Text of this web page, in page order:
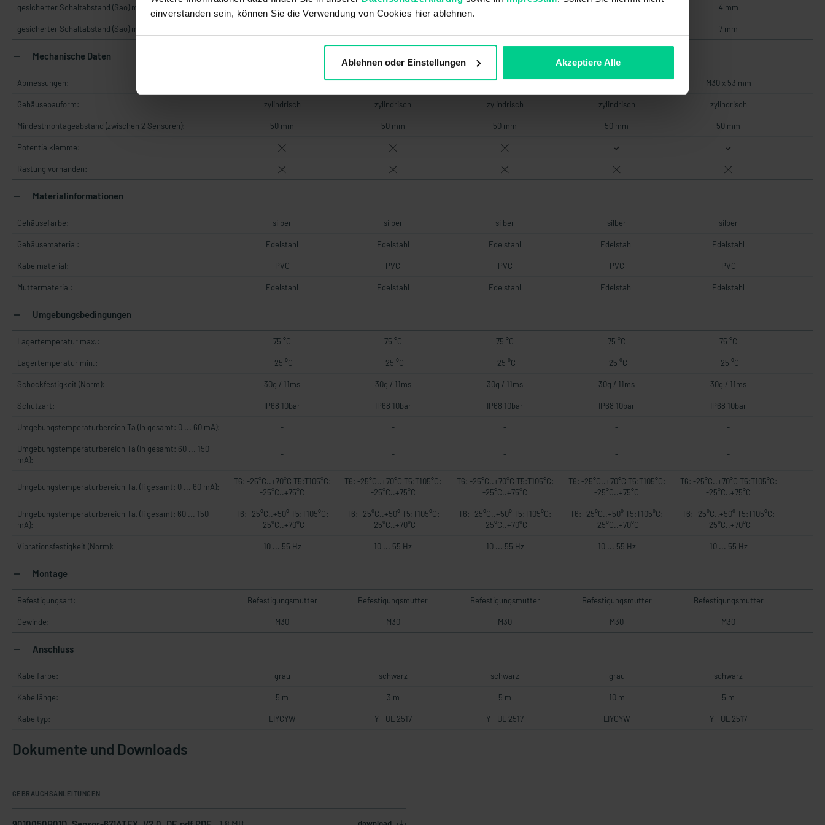
einverstanden sein, können Sie die Verwendung von Cookies hier ablehnen.
Ablehnen oder Einstellungen Akzeptiere Alle
gesicherter Schaltabstand (Sao) mit Betätiger (Standard): 4 mm
gesicherter Schaltabstand (Sao) mit Betätiger (Verstärkt): 7 mm
Mechanische Daten
Abmessungen: M30 x 53 mm M30 x 53 mm M30 x 53 mm
Gehäusebauform: zylindrisch zylindrisch zylindrisch zylindrisch zylindrisch
Mindestmontageabstand (zwischen 2 Sensoren): 50 mm 50 mm 50 mm 50 mm 50 mm
Potentialklemme:
Rastung vorhanden:
Materialinformationen
Gehäusefarbe: silber silber silber silber silber
Gehäusematerial: Edelstahl Edelstahl Edelstahl Edelstahl Edelstahl
Kabelmaterial: PVC PVC PVC PVC PVC
Muttermaterial: Edelstahl Edelstahl Edelstahl Edelstahl Edelstahl
Umgebungsbedingungen
Lagertemperatur max.: 75 °C 75 °C 75 °C 75 °C 75 °C
Lagertemperatur min.: -25 °C -25 °C -25 °C -25 °C -25 °C
Schockfestigkeit (Norm): 30g / 11ms 30g / 11ms 30g / 11ms 30g / 11ms 30g / 11ms
Schutzart: IP68 10bar IP68 10bar IP68 10bar IP68 10bar IP68 10bar
Umgebungstemperaturbereich Ta (In gesamt: 0 ... 60 mA): - - - - -
Umgebungstemperaturbereich Ta (In gesamt: 60 ... 150
mA):
- - - - -
Umgebungstemperaturbereich Ta, (Ii gesamt: 0 ... 60 mA):
T6: -25°C..+70°C T5:T105°C:
-25°C..+75°C
T6: -25°C..+70°C T5:T105°C:
-25°C..+75°C
T6: -25°C..+70°C T5:T105°C:
-25°C..+75°C
T6: -25°C..+70°C T5:T105°C:
-25°C..+75°C
T6: -25°C..+70°C T5:T105°C:
-25°C..+75°C
Umgebungstemperaturbereich Ta, (Ii gesamt: 60 ... 150
mA):
T6: -25°C..+50° T5:T105°C:
-25°C..+70°C
T6: -25°C..+50° T5:T105°C:
-25°C..+70°C
T6: -25°C..+50° T5:T105°C:
-25°C..+70°C
T6: -25°C..+50° T5:T105°C:
-25°C..+70°C
T6: -25°C..+50° T5:T105°C:
-25°C..+70°C
Vibrationsfestigkeit (Norm): 10 ... 55 Hz 10 ... 55 Hz 10 ... 55 Hz 10 ... 55 Hz 10 ... 55 Hz
Montage
Befestigungsart: Befestigungsmutter Befestigungsmutter Befestigungsmutter Befestigungsmutter Befestigungsmutter
Gewinde: M30 M30 M30 M30 M30
Anschluss
Kabelfarbe: grau schwarz schwarz grau schwarz
Kabellänge: 5 m 3 m 5 m 10 m 5 m
Kabeltyp: LIYCYW Y - UL 2517 Y - UL 2517 LIYCYW Y - UL 2517
Dokumente und Downloads
GEBRAUCHSANLEITUNGEN